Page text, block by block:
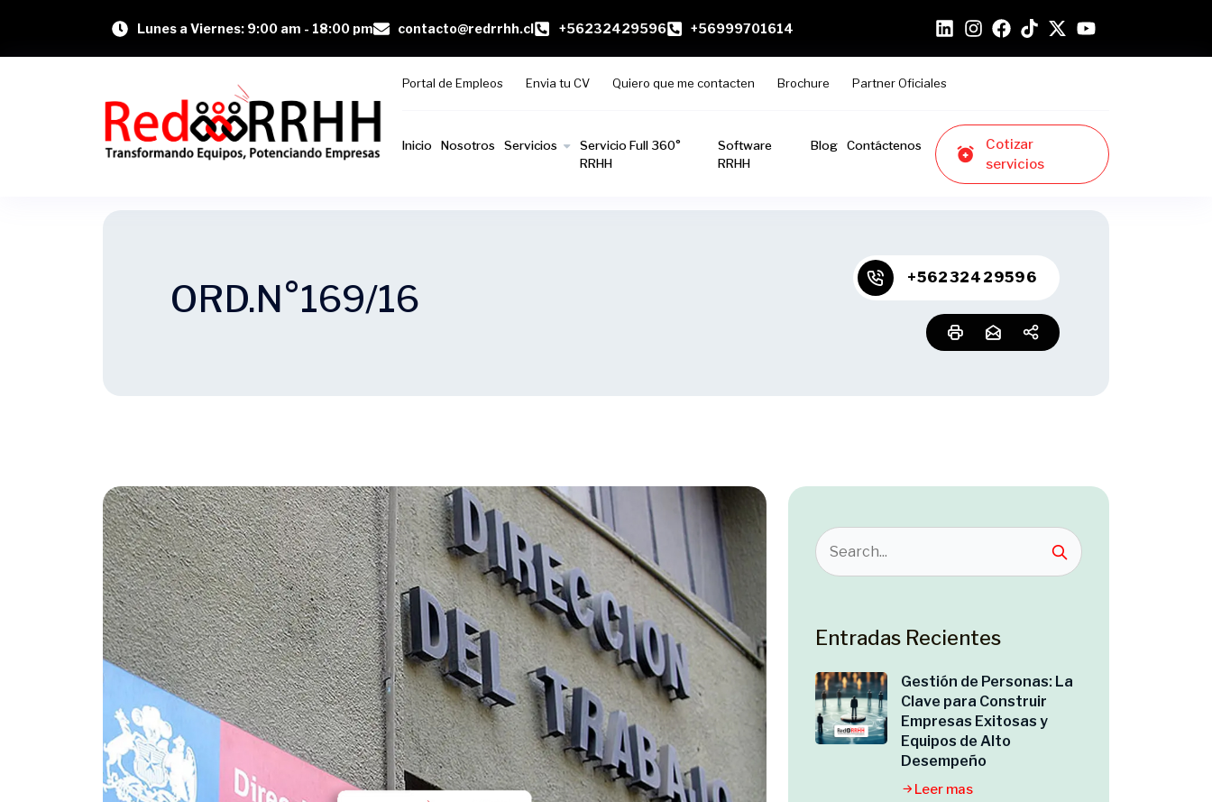
Lunes a Viernes: 9:00 am - 18:00 pm contacto@redrrhh.cl +56232429596 +56999701614
Portal de Empleos Envia tu CV Quiero que me contacten Brochure Partner Oficiales
Inicio Nosotros Servicios
Servicio Full 360°
RRHH
Software
RRHH
Blog Contáctenos
Cotizar
servicios
ORD.N°169/16 +56232429596
Entradas Recientes
Gestión de Personas: La
Clave para Construir
Empresas Exitosas y
Equipos de Alto
Desempeño
Leer mas